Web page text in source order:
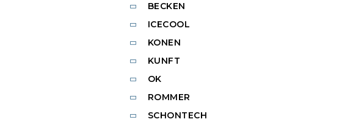
BECKEN
ICECOOL
KONEN
KUNFT
OK
ROMMER
SCHONTECH